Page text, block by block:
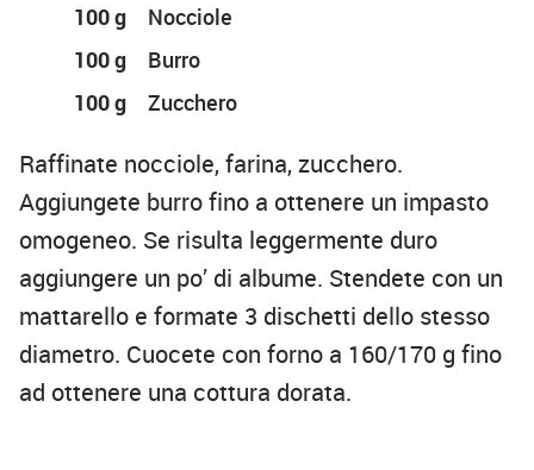
100 g
Nocciole
100 g
Burro
100 g
Zucchero
Raffinate nocciole, farina, zucchero.
Aggiungete burro fino a ottenere un impasto
omogeneo. Se risulta leggermente duro
aggiungere un po’ di albume. Stendete con un
mattarello e formate 3 dischetti dello stesso
diametro. Cuocete con forno a 160/170 g fino
ad ottenere una cottura dorata.